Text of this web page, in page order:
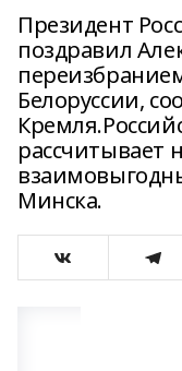
Президент
поздравил
Белоруссии,
рассчитывает
Минска.